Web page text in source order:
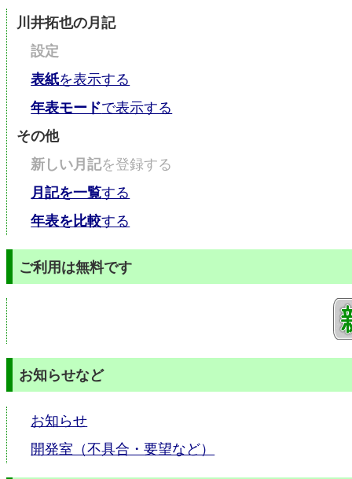
川井拓也の月記
設定
表紙を表示する
年表モードで表示する
その他
新しい月記を登録する
月記を一覧する
年表を比較する
ご利用は無料です
お知らせなど
お知らせ
開発室（不具合・要望など）